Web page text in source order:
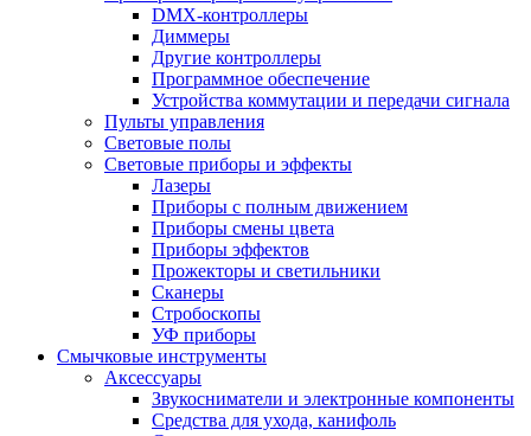
DMX-контроллеры
Диммеры
Другие контроллеры
Программное обеспечение
Устройства коммутации и передачи сигнала
Пульты управления
Световые полы
Световые приборы и эффекты
Лазеры
Приборы с полным движением
Приборы смены цвета
Приборы эффектов
Прожекторы и светильники
Сканеры
Стробоскопы
УФ приборы
Смычковые инструменты
Аксессуары
Звукосниматели и электронные компоненты
Средства для ухода, канифоль